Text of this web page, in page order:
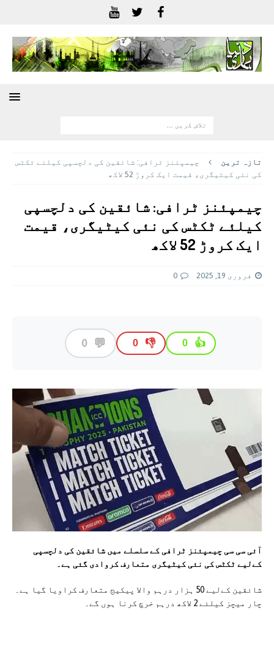
تازہ ترين
چیمپئنز ٹرافی: شائقین کی دلچسپی کیلئے ٹکٹس
کی نئی کیٹیگری، قیمت ایک کروڑ 52 لاکھ
چیمپئنز ٹرافی: شائقین کی دلچسپی
کیلئے ٹکٹس کی نئی کیٹیگری، قیمت
ایک کروڑ 52 لاکھ
فروری 19, 2025 0
👍
0
👎
0
💬
0
آئی سی سی چیمپئنز ٹرافی کے سلسلے میں شائقین کی دلچسپی
کےلیے ٹکٹس کی نئی کیٹیگری متعارف کروادی گئی ہے۔
شائقین کےلیے 50 ہزار درہم والا پیکیج متعارف کراویا گیا ہے۔
چار میچز کیلئے 2 لاکھ درہم خرچ کرنا ہوں گے۔